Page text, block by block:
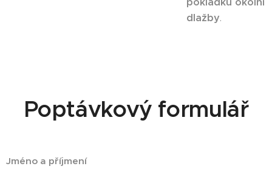
dlažby.
Poptávkový formulář
Jméno a příjmení